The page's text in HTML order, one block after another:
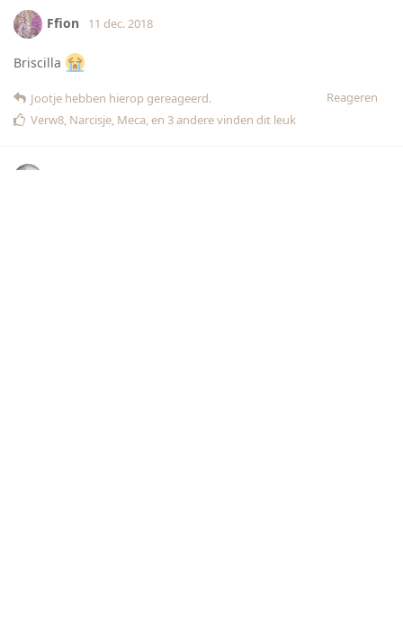
Ffion 11 dec. 2018
Briscilla
Reageren
Jootje hebben hierop gereageerd.
Verw8, Narcisje, Meca, en 3anderevinden dit leuk